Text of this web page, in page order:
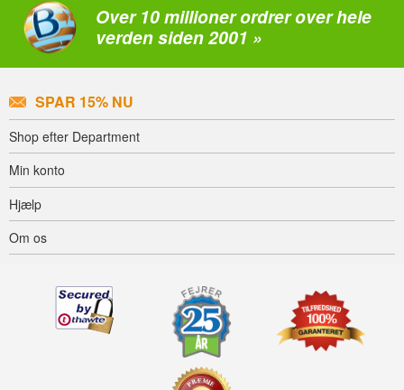
Over 10 millioner ordrer over hele
verden siden 2001 »
SPAR 15% NU
Shop efter Department
Min konto
Hjælp
Om os